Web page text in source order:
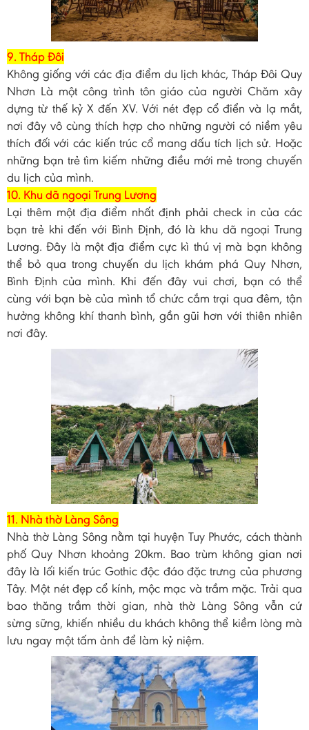
9. Tháp Đôi
Không giống với các địa điểm du lịch khác, Tháp Đôi Quy
Nhơn Là một công trình tôn giáo của người Chăm xây
dựng từ thế kỷ X đến XV. Với nét đẹp cổ điển và lạ mắt,
nơi đây vô cùng thích hợp cho những người có niềm yêu
thích đối với các kiến trúc cổ mang dấu tích lịch sử. Hoặc
những bạn trẻ tìm kiếm những điều mới mẻ trong chuyến
du lịch của mình.
10. Khu dã ngoại Trung Lương
Lại thêm một địa điểm nhất định phải check in của các
bạn trẻ khi đến với Bình Định, đó là khu dã ngoại Trung
Lương. Đây là một địa điểm cực kì thú vị mà bạn không
thể bỏ qua trong chuyến du lịch khám phá Quy Nhơn,
Bình Định của mình. Khi đến đây vui chơi, bạn có thể
cùng với bạn bè của mình tổ chức cắm trại qua đêm, tận
hưởng không khí thanh bình, gần gũi hơn với thiên nhiên
nơi đây.
11. Nhà thờ Làng Sông
Nhà thờ Làng Sông nằm tại huyện Tuy Phước, cách thành
phố Quy Nhơn khoảng 20km. Bao trùm không gian nơi
đây là lối kiến trúc Gothic độc đáo đặc trưng của phương
Tây. Một nét đẹp cổ kính, mộc mạc và trầm mặc. Trải qua
bao thăng trầm thời gian, nhà thờ Làng Sông vẫn cứ
sừng sững, khiến nhiều du khách không thể kiềm lòng mà
lưu ngay một tấm ảnh để làm kỷ niệm.